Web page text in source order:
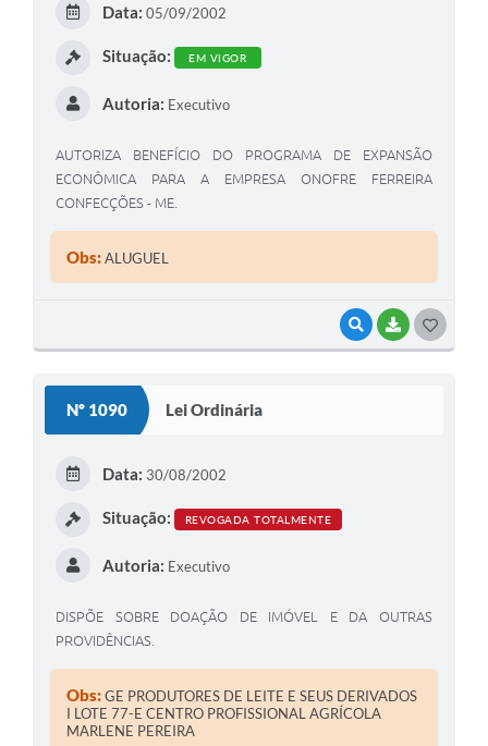
VISUALIZAR
BAIXAR
Data: 05/09/2002
Situação: EM VIGOR
Autoria: Executivo
AUTORIZA BENEFÍCIO DO PROGRAMA DE EXPANSÃO
ECONÔMICA PARA A EMPRESA ONOFRE FERREIRA
CONFECÇÕES - ME.
Obs:ALUGUEL
Nº 1090 Lei Ordinária
Data: 30/08/2002
Situação: REVOGADA TOTALMENTE
Autoria: Executivo
DISPÕE SOBRE DOAÇÃO DE IMÓVEL E DA OUTRAS
PROVIDÊNCIAS.
Obs:GE PRODUTORES DE LEITE E SEUS DERIVADOS
I LOTE 77-E CENTRO PROFISSIONAL AGRÍCOLA
MARLENE PEREIRA